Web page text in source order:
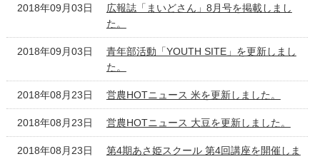
2018年09月03日
広報誌「まいどさん」8月号を掲載しまし
た。
2018年09月03日
青年部活動「YOUTH SITE」を更新しまし
た。
2018年08月23日 営農HOTニュース 米を更新しました。
2018年08月23日 営農HOTニュース 大豆を更新しました。
2018年08月23日
第4期あさ姫スクール 第4回講座を開催しま